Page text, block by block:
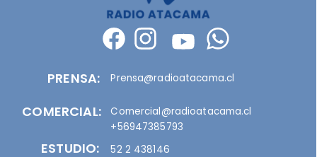
PRENSA:
COMERCIAL:
Prensa@radioatacama.cl
Comercial@radioatacama.cl
+56947385793
ESTUDIO: 52 2 438146